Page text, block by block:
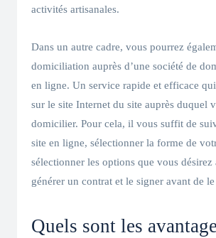
activités artisanales.
Dans un autre cadre, vous pourrez
domiciliation auprès d’une société de
en ligne. Un service rapide et efficace
sur le site Internet du site auprès duquel
domicilier. Pour cela, il vous suffit de
site en ligne, sélectionner la forme de
sélectionner les options que vous désirez
générer un contrat et le signer avant de
Quels sont les